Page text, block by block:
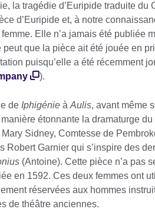
la tragédie d’Euripide traduite du
d’Euripide et, à notre
Elle n’a jamais été publiée
peut que la pièce ait été jouée en
puisqu’elle a été récemment
).
de Iphigénie à Aulis, avant même
étonnante la dramaturge
Mary Sidney, Comtesse de
Robert Garnier qui s’inspire des
(Antoine). Cette pièce n’a pas
en 1592. Ces deux femmes ont
réservées aux hommes
de théâtre anciennes.